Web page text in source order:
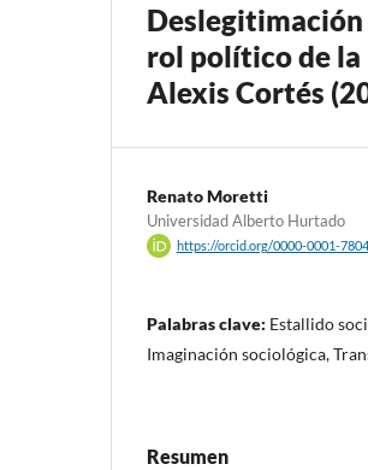
rol político de la
Alexis Cortés
Renato Moretti
Universidad Alberto Hurtado
https://orcid.org/0000-0001-
Palabras clave: Estallido
Imaginación sociológica,
Resumen